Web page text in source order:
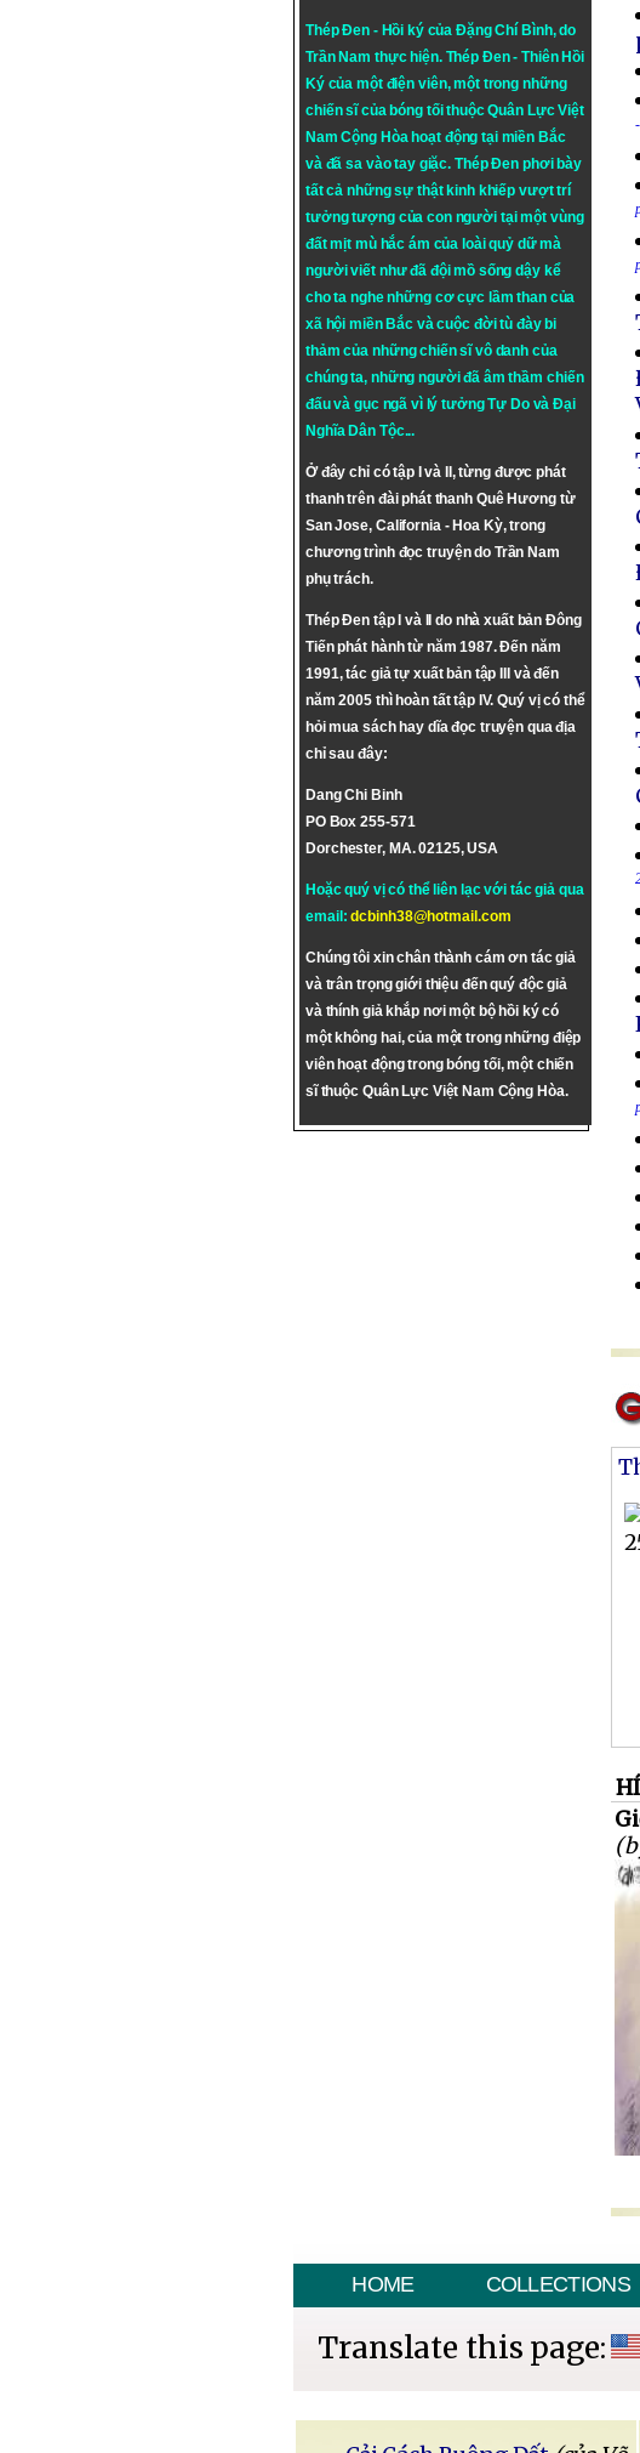
Thép Đen - Hồi ký của Đặng Chí Bình, do
Trần Nam thực hiện. Thép Đen- Thiên Hồi
Ký của một điện viên, một trong những
chiến sĩ của bóng tối thuộc Quân Lực Việt
Nam Cộng Hòa hoạt động tại miền Bắc
và đã sa vào tay giặc. Thép Đen phơi bày
tất cả những sự thật kinh khiếp vượt trí
tưởng tượng của con người tại một vùng
đất mịt mù hắc ám của loài quỷ dữ mà
người viết như đã đội mồ sống dậy kể
cho ta nghe những cơ cực lầm than của
xã hội miền Bắc và cuộc đời tù đày bi
thảm của những chiến sĩ vô danh của
chúng ta, những người đã âm thầm chiến
đấu và gục ngã vì lý tưởngTự DovàĐại
Nghĩa Dân Tộc...
Ở đây chỉ có tập I và II, từng được phát
thanh trên đài phát thanh Quê Hương từ
San Jose, California - Hoa Kỳ, trong
chương trình đọc truyện do Trần Nam
phụ trách.
Thép Đen tập I và II do nhà xuất bản Đông
Tiến phát hành từ năm 1987. Đến năm
1991, tác giả tự xuất bản tập III và đến
năm 2005 thì hoàn tất tập IV. Quý vị có thể
hỏi mua sách hay dĩa đọc truyện qua địa
chỉ sau đây:
Dang Chi Binh
PO Box 255-571
Dorchester, MA. 02125, USA
Hoặc quý vị có thể liên lạc với tác giả qua
email:dcbinh38@hotmail.com
Chúng tôi xin chân thành cám ơn tác giả
và trân trọng giới thiệu đến quý độc giả
và thính giả khắp nơi một bộ hồi ký có
một không hai, của một trong những điệp
viên hoạt động trong bóng tối, một chiến
sĩ thuộc Quân Lực Việt Nam Cộng Hòa.
HOME COLLECTIONS
Translate this page: